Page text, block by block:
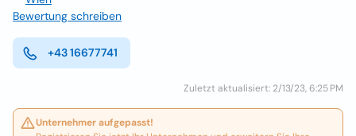
Bewertung schreiben
+43 16677741
Zuletzt aktualisiert: 2/13/23, 6:25 PM
Unternehmer aufgepasst!